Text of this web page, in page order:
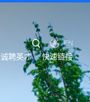
EN
诚聘英才 快速链接